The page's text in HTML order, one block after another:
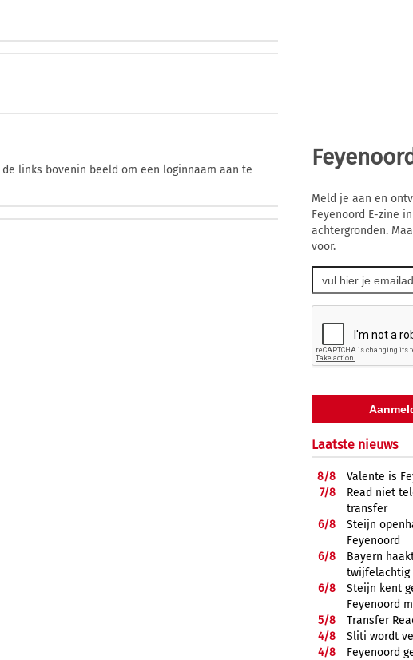
links bovenin beeld om een loginnaam aan te
Meld je aan en
Feyenoord E-zine
achtergronden.
voor.
Laatste nieuws
8/8
Valente is
7/8
Read niet
transfer
6/8
Steijn
Feyenoord
6/8
Bayern
twijfelachtig
6/8
Steijn kent
Feyenoord
5/8
Transfer
4/8
Sliti wordt
4/8
Feyenoord